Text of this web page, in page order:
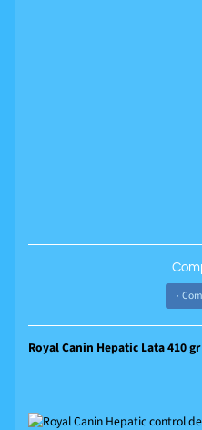
Royal Canin Hepatic Lata 410